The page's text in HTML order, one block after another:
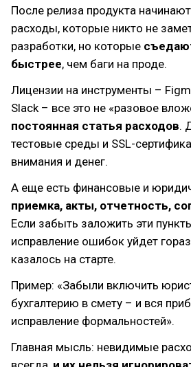
После релиза продукта
расходы, которые никто не
разработки, но которые
быстрее, чем баги на проде.
Лицензии на инструменты –
Slack – все это не «разовое
постоянная статья расходов.
тестовые среды и SSL-
внимания и денег.
А еще есть финансовые и
приемка, акты, отчетность,
Если забыть заложить эти
исправление ошибок уйдет
казалось на старте.
Пример: «Забыли включить
бухгалтерию в смету – и вся
исправление формальностей».
Главная мысль: невидимые